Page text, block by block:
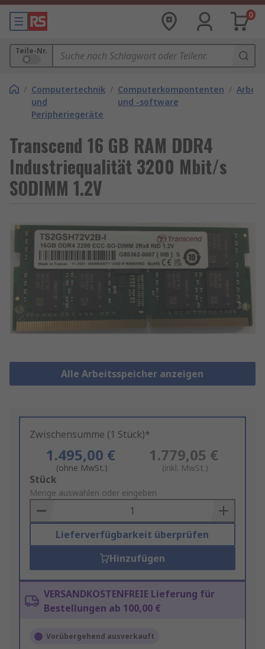
0
Teile-Nr.
/ Computertechnik
und
Peripheriegeräte
/ Computerkompontenten
und -software
/
Transcend 16 GB RAM DDR4
Industriequalität 3200 Mbit/s
SODIMM 1.2V
Alle Arbeitsspeicher anzeigen
Zwischensumme (1 Stück)*
1.495,00 €
(ohne MwSt.)
1.779,05 €
(inkl. MwSt.)
Add
to
Basket
Stück
Menge auswählen oder eingeben
Lieferverfügbarkeit überprüfen
Hinzufügen
VERSANDKOSTENFREIE Lieferung für
Bestellungen ab 100,00 €
Vorübergehend ausverkauft